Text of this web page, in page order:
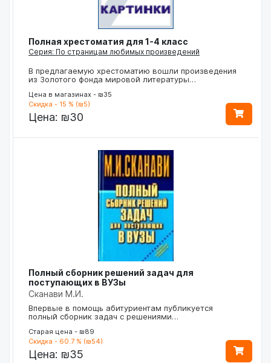
Полная хрестоматия для 1-4 класс
Серия: По страницам любимых произведений
В предлагаемую хрестоматию вошли произведения
из Золотого фонда мировой литературы…
Цена в магазинах - ₪35
Скидка - 15 % (₪5)
Цена: ₪30
Полный сборник решений задач для
поступающих в ВУЗы
Сканави М.И.
Впервые в помощь абитуриентам публикуется
полный сборник задач с решениями…
Старая цена - ₪89
Скидка - 60.7 % (₪54)
Цена: ₪35